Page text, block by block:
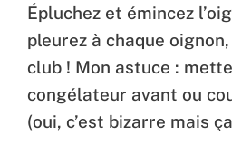
Épluchez et émincez
pleurez à chaque
club ! Mon astuce :
congélateur avant ou
(oui, c’est bizarre mais